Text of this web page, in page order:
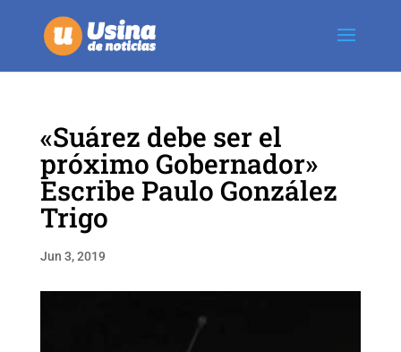
«Suárez debe ser el
próximo Gobernador»
Escribe Paulo González
Trigo
Jun 3, 2019